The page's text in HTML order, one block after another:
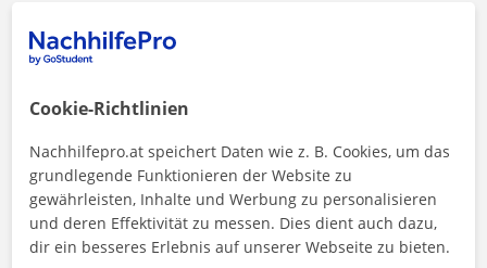
Durch Klicken auf eine der beiden Schaltflächen stimmen Sie
unseremImpressumund unsererDatenschutzerklärungzu
Cookie-Richtlinien
Nachhilfepro.at speichert Daten wie z. B. Cookies, um das
grundlegende Funktionieren der Website zu
gewährleisten, Inhalte und Werbung zu personalisieren
und deren Effektivität zu messen. Dies dient auch dazu,
dir ein besseres Erlebnis auf unserer Webseite zu bieten.